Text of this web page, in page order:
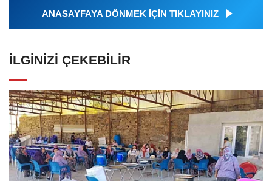
ANASAYFAYA DÖNMEK İÇİN TIKLAYINIZ
İLGINIZI ÇEKEBILIR